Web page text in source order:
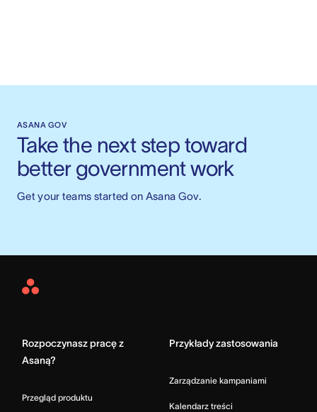
ASANA GOV
Take the next step toward
better government work
Get your teams started on Asana Gov.
Asana
Rozpoczynasz pracę z
Asaną?
Przegląd produktu
Przykłady zastosowania
Zarządzanie kampaniami
Kalendarz treści